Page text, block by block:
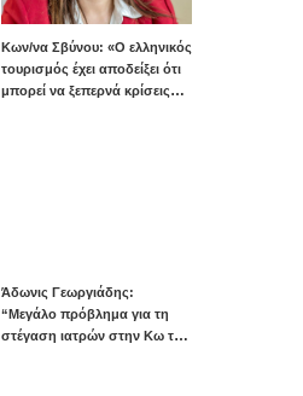
Kων/να Σβύνου: «Ο ελληνικός
τουρισμός έχει αποδείξει ότι
μπορεί να ξεπερνά κρίσεις
Άδωνις Γεωργιάδης:
“Μεγάλο πρόβλημα για τη
στέγαση ιατρών στην Κω τα